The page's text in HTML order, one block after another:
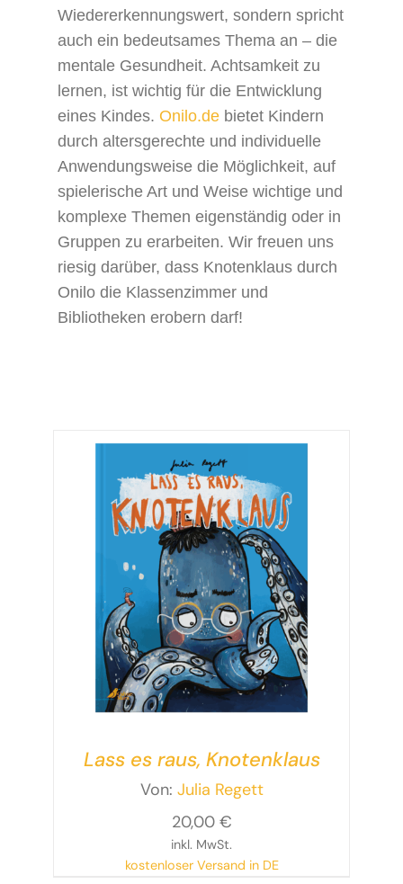
Wiedererkennungswert, sondern spricht
auch ein bedeutsames Thema an – die
mentale Gesundheit. Achtsamkeit zu
lernen, ist wichtig für die Entwicklung
eines Kindes. Onilo.de bietet Kindern
durch altersgerechte und individuelle
Anwendungsweise die Möglichkeit, auf
spielerische Art und Weise wichtige und
komplexe Themen eigenständig oder in
Gruppen zu erarbeiten. Wir freuen uns
riesig darüber, dass Knotenklaus durch
Onilo die Klassenzimmer und
Bibliotheken erobern darf!
Lass es raus, Knotenklaus
Von: Julia Regett
20,00 €
inkl. MwSt.
kostenloser Versand in DE